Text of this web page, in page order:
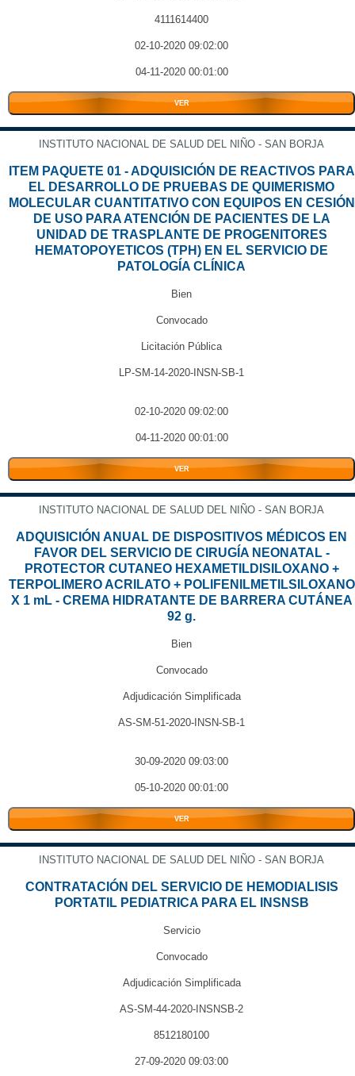
4111614400
02-10-2020 09:02:00
04-11-2020 00:01:00
VER
INSTITUTO NACIONAL DE SALUD DEL NIÑO - SAN BORJA
ITEM PAQUETE 01 - ADQUISICIÓN DE REACTIVOS PARA
EL DESARROLLO DE PRUEBAS DE QUIMERISMO
MOLECULAR CUANTITATIVO CON EQUIPOS EN CESIÓN
DE USO PARA ATENCIÓN DE PACIENTES DE LA
UNIDAD DE TRASPLANTE DE PROGENITORES
HEMATOPOYETICOS (TPH) EN EL SERVICIO DE
PATOLOGÍA CLÍNICA
Bien
Convocado
Licitación Pública
LP-SM-14-2020-INSN-SB-1
02-10-2020 09:02:00
04-11-2020 00:01:00
VER
INSTITUTO NACIONAL DE SALUD DEL NIÑO - SAN BORJA
ADQUISICIÓN ANUAL DE DISPOSITIVOS MÉDICOS EN
FAVOR DEL SERVICIO DE CIRUGÍA NEONATAL -
PROTECTOR CUTANEO HEXAMETILDISILOXANO +
TERPOLIMERO ACRILATO + POLIFENILMETILSILOXANO
X 1 mL - CREMA HIDRATANTE DE BARRERA CUTÁNEA
92 g.
Bien
Convocado
Adjudicación Simplificada
AS-SM-51-2020-INSN-SB-1
30-09-2020 09:03:00
05-10-2020 00:01:00
VER
INSTITUTO NACIONAL DE SALUD DEL NIÑO - SAN BORJA
CONTRATACIÓN DEL SERVICIO DE HEMODIALISIS
PORTATIL PEDIATRICA PARA EL INSNSB
Servicio
Convocado
Adjudicación Simplificada
AS-SM-44-2020-INSNSB-2
8512180100
27-09-2020 09:03:00